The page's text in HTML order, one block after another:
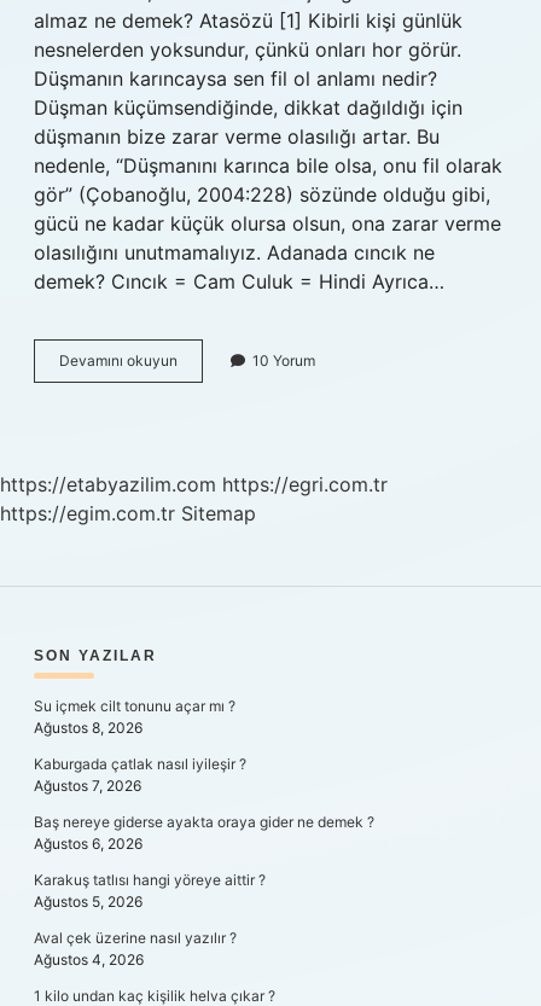
almaz ne demek? Atasözü [1] Kibirli kişi günlük
nesnelerden yoksundur, çünkü onları hor görür.
Düşmanın karıncaysa sen fil ol anlamı nedir?
Düşman küçümsendiğinde, dikkat dağıldığı için
düşmanın bize zarar verme olasılığı artar. Bu
nedenle, “Düşmanını karınca bile olsa, onu fil olarak
gör” (Çobanoğlu, 2004:228) sözünde olduğu gibi,
gücü ne kadar küçük olursa olsun, ona zarar verme
olasılığını unutmamalıyız. Adanada cıncık ne
demek? Cıncık = Cam Culuk = Hindi Ayrıca…
Devamını okuyun
Köse
10 Yorum
https://etabyazilim.com https://egri.com.tr
https://egim.com.tr Sitemap
SIDEBAR
SON YAZILAR
Su içmek cilt tonunu açar mı ?
Ağustos 8, 2026
Kaburgada çatlak nasıl iyileşir ?
Ağustos 7, 2026
Baş nereye giderse ayakta oraya gider ne demek ?
Ağustos 6, 2026
Karakuş tatlısı hangi yöreye aittir ?
Ağustos 5, 2026
Aval çek üzerine nasıl yazılır ?
Ağustos 4, 2026
1 kilo undan kaç kişilik helva çıkar ?